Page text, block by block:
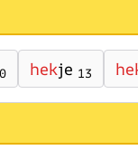
hekje 13